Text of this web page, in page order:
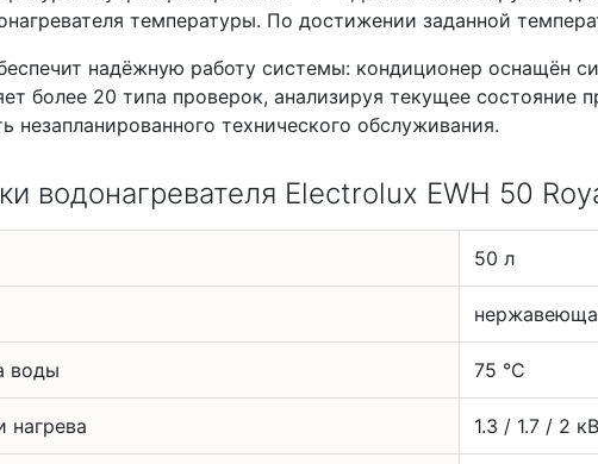
температуры. По достижении заданной
надёжную работу системы: кондиционер оснащён
более 20 типа проверок, анализируя текущее состояние
незапланированного технического обслуживания.
водонагревателя Electrolux EWH 50
50 л
воды 75 °С
нагрева 1.3 / 1.7 / 2